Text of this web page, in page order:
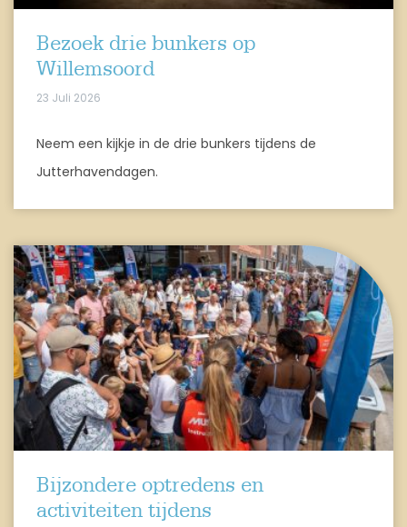
Bezoek drie bunkers op
Willemsoord
23 Juli 2026
Neem een kijkje in de drie bunkers tijdens de
Jutterhavendagen.
Bijzondere optredens en
activiteiten tijdens